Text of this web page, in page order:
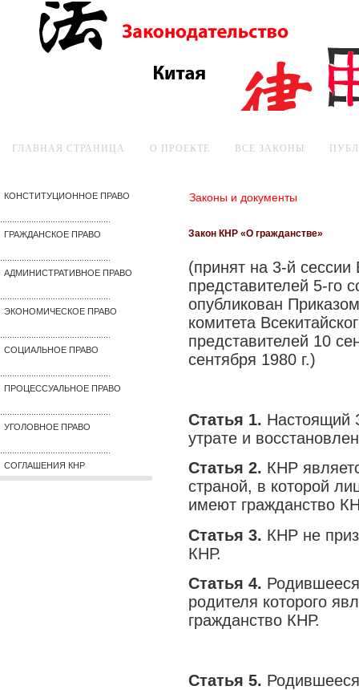
ГЛАВНАЯ СТРАНИЦА О ПРОЕКТЕ ВСЕ ЗАКОНЫ
КОНСТИТУЦИОННОЕ ПРАВО
ГРАЖДАНСКОЕ ПРАВО
АДМИНИСТРАТИВНОЕ ПРАВО
ЭКОНОМИЧЕСКОЕ ПРАВО
СОЦИАЛЬНОЕ ПРАВО
ПРОЦЕССУАЛЬНОЕ ПРАВО
УГОЛОВНОЕ ПРАВО
СОГЛАШЕНИЯ КНР
Законы и документы
Закон КНР «О гражданстве»
(принят на 3-й сессии
представителей 5-го
опубликован
комитета
представителей 10
сентября 1980 г.)
Статья 1. Настоящий
утрате и
Статья 2. КНР
страной, в которой
имеют гражданство
Статья 3. КНР не
КНР.
Статья 4.
родителя которого
гражданство КНР.
Статья 5.